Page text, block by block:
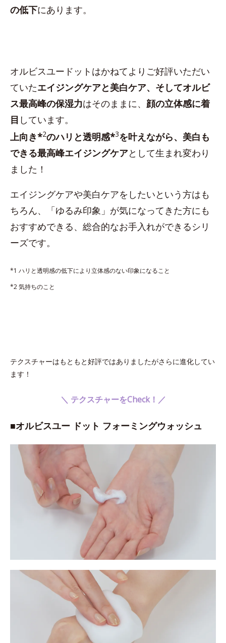
の低下にあります。
オルビスユードットはかねてよりご好評いただい
ていたエイジングケアと美白ケア、そしてオルビ
ス最高峰の保湿力はそのままに、 顔の立体感に着
目 しています。
上向き*2のハリと透明感*3を叶えながら、美白も
できる最高峰エイジングケアとして生まれ変わり
ました！
エイジングケアや美白ケアをしたいという方はも
ちろん、「ゆるみ印象」が気になってきた方にも
おすすめできる、総合的なお手入れができるシリ
ーズです。
*1 ハリと透明感の低下により立体感のない印象になること
*2 気持ちのこと
テクスチャーはもともと好評ではありましたがさらに進化してい
ます！
＼ テクスチャーをCheck！／
■オルビスユー ドット フォーミングウォッシュ